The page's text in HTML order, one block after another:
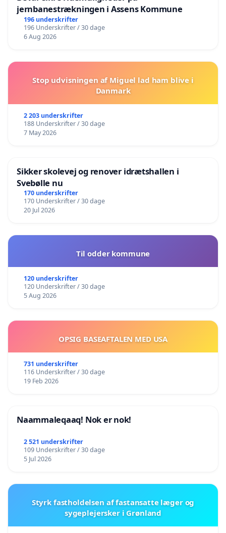
jernbanestrækningen i Assens Kommune
196 underskrifter
196 Underskrifter / 30 dage
6 Aug 2026
Stop udvisningen af Miguel lad ham blive i
Danmark
2 203 underskrifter
188 Underskrifter / 30 dage
7 May 2026
Sikker skolevej og renover idrætshallen i
Svebølle nu
170 underskrifter
170 Underskrifter / 30 dage
20 Jul 2026
Til odder kommune
120 underskrifter
120 Underskrifter / 30 dage
5 Aug 2026
OPSIG BASEAFTALEN MED USA
731 underskrifter
116 Underskrifter / 30 dage
19 Feb 2026
Naammaleqaaq! Nok er nok!
2 521 underskrifter
109 Underskrifter / 30 dage
5 Jul 2026
Styrk fastholdelsen af fastansatte læger og
sygeplejersker i Grønland